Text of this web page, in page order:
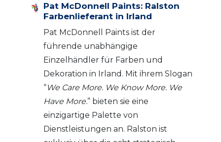
Pat McDonnell Paints: Ralston
Farbenlieferant in Irland
Pat McDonnell Paints ist der
führende unabhängige
Einzelhändler für Farben und
Dekoration in Irland. Mit ihrem Slogan
“We Care More. We Know More. We
Have More.” bieten sie eine
einzigartige Palette von
Dienstleistungen an. Ralston ist